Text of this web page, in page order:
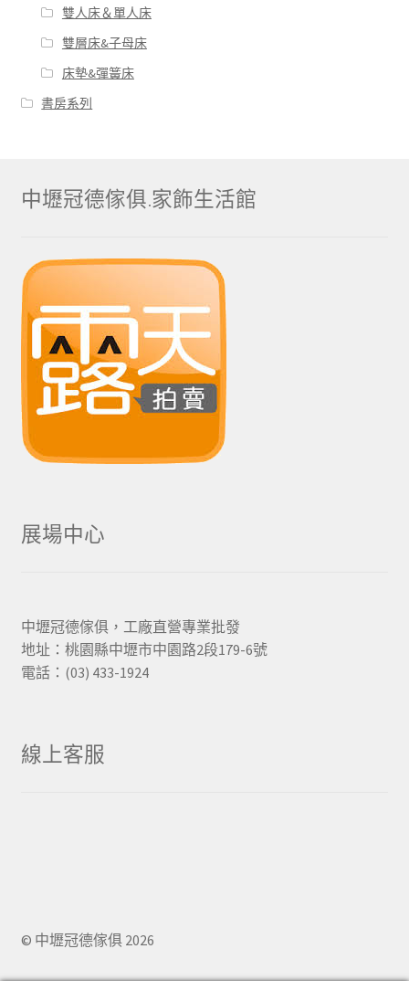
雙人床＆單人床
雙層床&子母床
床墊&彈簧床
書房系列
中壢冠德傢俱.家飾生活館
展場中心
中壢冠德傢俱，工廠直營專業批發
地址：桃園縣中壢市中園路2段179-6號
電話：(03) 433-1924
線上客服
© 中壢冠德傢俱 2026